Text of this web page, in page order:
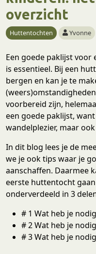
overzicht
Huttentochten Yvonne
Een goede paklijst
is essentieel. Bij een
bergen en kan je te
voorbereid zijn,
een goede paklijst,
wandelplezier, maar
In dit blog lees je de
we je ook tips waar je
aanschaffen. Daarmee
eerste huttentocht
onderverdeeld in 3
# 1 Wat heb je
# 2 Wat heb je
# 3 Wat heb je